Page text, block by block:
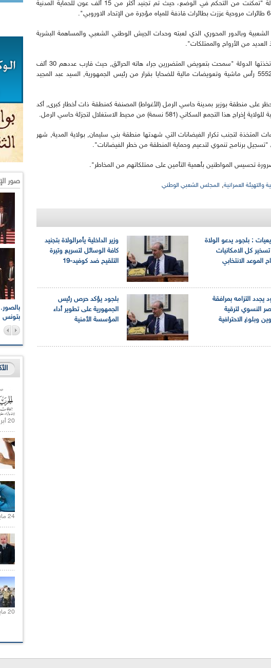
وبالرغم من ذلك أكد الوزير أن الدولة "تمكنت من التحكم في الوضع، حيث تم تجنيد أكثر من 15 ألف عون للحماية المدنية
الشعبية وبالدور المحوري الذي لعبته وحدات الجيش الوطني الشعبي والمساهمة البشرية
العديد من الأرواح والممتلكات".
كما أضاف أن مختلف التدابير التي اتخذتها الدولة "سمحت بتعويض المتضررين جراء هاته الحرائق, حيث قارب عددهم 30 ألف
على مستوى 226 بلدية منها منح 5552 رأس ماشية وتعويضات مالية للضحايا بقرار من رئيس الجمهورية, السيد عبد المجيد
على منطقة بوزير بمدينة حاسي الرمل (الأغواط) المصنفة كمنطقة ذات أخطار كبرى, أكد
السكاني (581 نسمة) من محيط الاستغلال لتجزئة حاسي الرمل.
المتخذة لتجنب تكرار الفيضانات التي شهدتها منطقة بني سليمان, بولاية المدية, شهر
"تسجيل برنامج تنموي لتدعيم وحماية المنطقة من خطر الفيضانات".
تحسيس المواطنين بأهمية التأمين على ممتلكاتهم من المخاطر".
والتهيئة العمرانية, المجلس الشعبي الوطني
وزير الداخلية يأمرالولاة بتجنيد
كافة الوسائل لتسريع وتيرة
التلقيح ضد كوفيد-19
: بلجود يدعو الولاة
كل الامكانيات
الموعد الانتخابي
بلجود يؤكد حرص رئيس
الجمهورية على تطوير أداء
المؤسسة الأمنية
يجدد التزامه بمرافقة
النسوي لترقية
وبلوغ الاحترافية
صور
بتونس
الإذاعة الجزائرية تقف دقيقة صمت ترحما على أرواح شهداء
17 أكتوبر 1961
لمديري الإذاعات الوطنية والجهوية
المحلية لـ27 نوفمبر 2021
20 أبريل 2021 |
24 مايو 2021 |
20 مايو 2021 |